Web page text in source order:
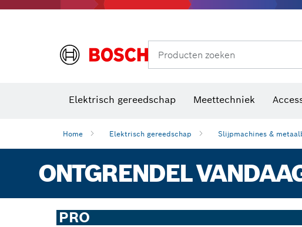
Producten zoeken
Elektrisch gereedschap Meettechniek
Home Elektrisch gereedschap Slijpmachines &
ONTGRENDEL
PRO